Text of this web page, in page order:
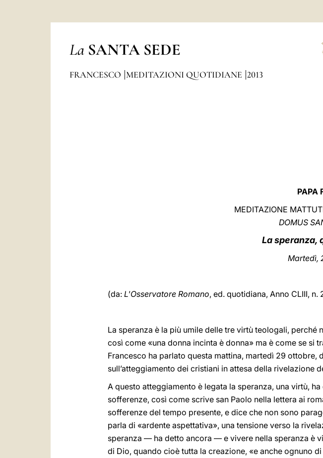
La SANTA SEDE
FRANCESCO MEDITAZIONI QUOTIDIANE 2013
PAPA
MEDITAZIONE
DOMUS
La speranza,
Martedì,
(da: L'Osservatore Romano, ed. quotidiana, Anno CLIII, n.
La speranza è la più umile delle tre virtù teologali,
così come «una donna incinta è donna» ma è come se si
Francesco ha parlato questa mattina, martedì 29 ottobre,
sull’atteggiamento dei cristiani in attesa della rivelazione
A questo atteggiamento è legata la speranza, una virtù,
sofferenze, così come scrive san Paolo nella lettera ai
sofferenze del tempo presente, e dice che non sono
parla di «ardente aspettativa», una tensione verso la
speranza — ha detto ancora — e vivere nella speranza è
di Dio, quando cioè tutta la creazione, «e anche ognuno